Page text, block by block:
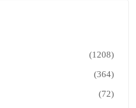
(1208)
(364)
(72)